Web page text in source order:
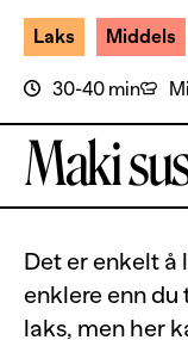
Laks Middels
30-40 min
Maki
Det er enkelt å
enklere enn
laks, men her